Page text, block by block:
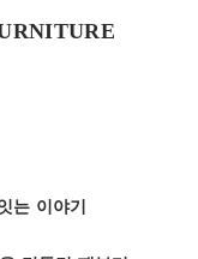
는 이야기